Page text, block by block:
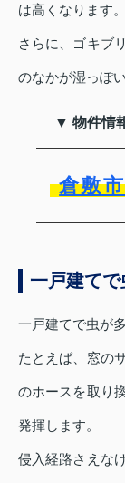
は高くなります。
さらに、ゴキブ
のなかが湿っぽ
▼ 物件情
倉敷
一戸建て
一戸建てで虫が
たとえば、窓の
のホースを取り
発揮します。
侵入経路さえな